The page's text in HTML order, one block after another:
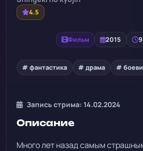
4.5
Фильм 2015
# фантастика # драма #
Запись стрима: 14.02.2024
Описание
Много лет назад самым